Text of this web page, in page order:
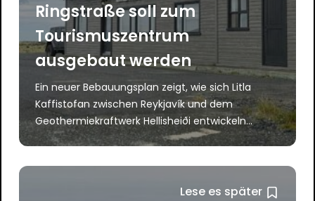
Ringstraße soll zum
Tourismuszentrum
ausgebaut werden
Ein neuer Bebauungsplan zeigt, wie sich Litla
Kaffistofan zwischen Reykjavík und dem
Geothermiekraftwerk Hellisheiði entwickeln...
Lese es später